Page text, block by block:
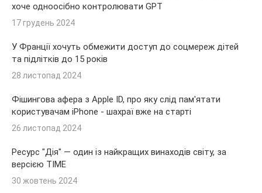
хоче одноосібно контролювати GPT
17 грудень 2024
У Франції хочуть обмежити доступ до соцмереж дітей
та підлітків до 15 років
28 листопад 2024
Фішингова афера з Apple ID, про яку слід пам'ятати
користувачам iPhone - шахраї вже на старті
26 листопад 2024
Ресурс "Дія" — один із найкращих винаходів світу, за
версією TIME
30 жовтень 2024